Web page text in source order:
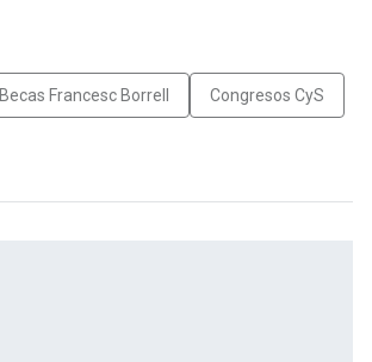
Becas Francesc Borrell Congresos CyS